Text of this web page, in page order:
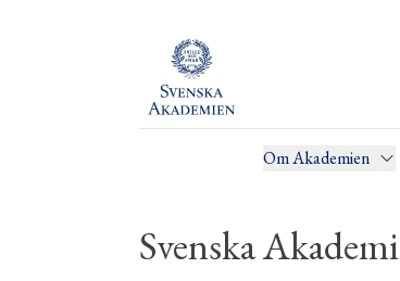
Om Akademien
Svenska